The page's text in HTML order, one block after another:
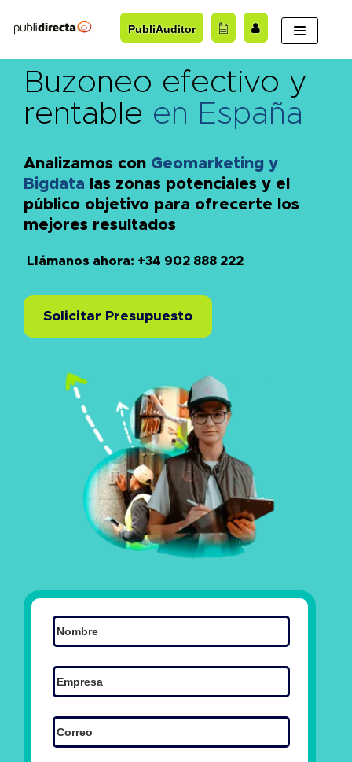
al
PubliAuditor
Buzoneo efectivo y
rentable en España
Analizamos con Geomarketing y
Bigdata las zonas potenciales y el
público objetivo para ofrecerte los
mejores resultados
Llámanos ahora: +34 902 888 222
Solicitar Presupuesto